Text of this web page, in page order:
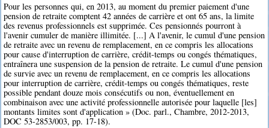
Pour les personnes qui, en 2013, au moment du premier paiement d'une
pension de retraite comptent 42 années de carrière et ont 65 ans, la limite
des revenus professionnels est supprimée. Ces pensionnés pourront à
l'avenir cumuler de manière illimitée. [...] A l'avenir, le cumul d'une pension
de retraite avec un revenu de remplacement, en ce compris les allocations
pour cause d'interruption de carrière, crédit-temps ou congés thématiques,
entraînera une suspension de la pension de retraite. Le cumul d'une pension
de survie avec un revenu de remplacement, en ce compris les allocations
pour interruption de carrière, crédit-temps ou congés thématiques, reste
possible pendant douze mois consécutifs ou non, éventuellement en
combinaison avec une activité professionnelle autorisée pour laquelle [les]
montants limites sont d'application » (Doc. parl., Chambre, 2012-2013,
DOC 53-2853/003, pp. 17-18).